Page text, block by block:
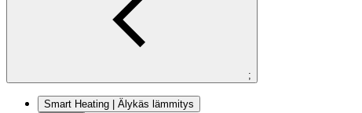
;
Smart Heating | Älykäs lämmitys